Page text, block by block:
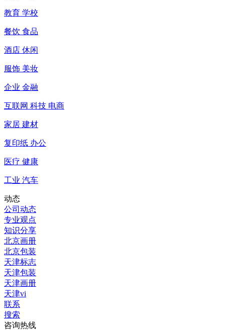
教育 学校
餐饮 食品
酒店 休闲
服饰 美妆
企业 金融
互联网 科技 电商
家居 建材
复印纸 办公
医疗 健康
工业 汽车
动态
公司动态
专业观点
知识分享
北京画册
北京包装
天津标志
天津包装
天津画册
天津vi
联系
搜索
咨询热线